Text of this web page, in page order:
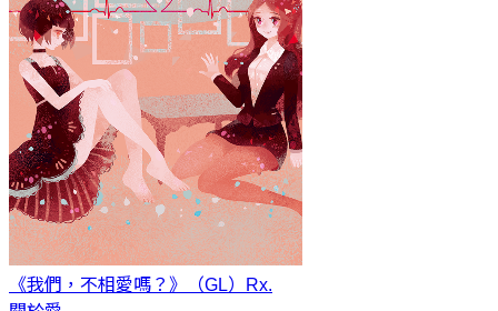
《我們，不相愛嗎？》（GL）
Rx.